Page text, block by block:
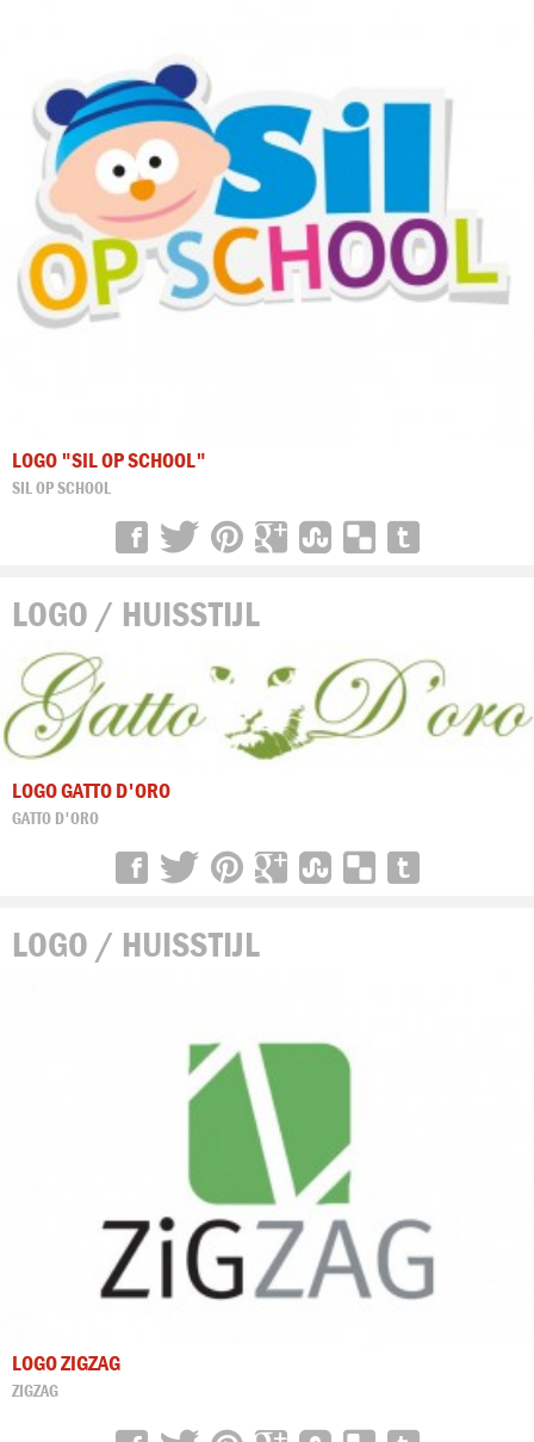
LOGO "SIL OP SCHOOL"
SIL OP SCHOOL
LOGO / HUISSTIJL
LOGO GATTO D'ORO
GATTO D'ORO
LOGO / HUISSTIJL
LOGO ZIGZAG
ZIGZAG